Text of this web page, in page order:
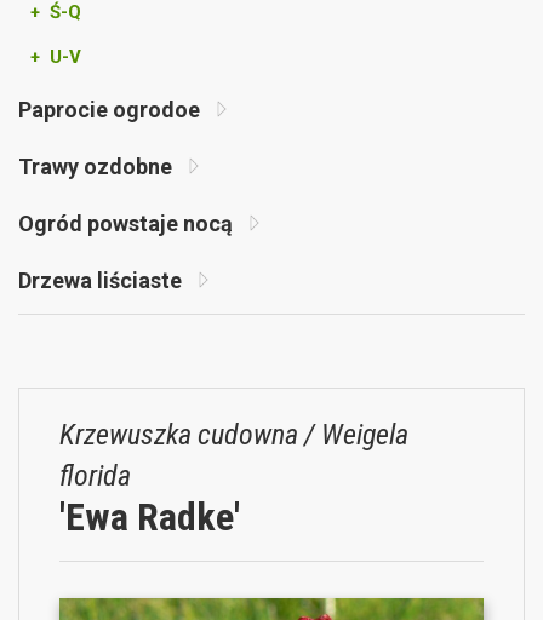
+ Ś-Q
+ U-V
Paprocie ogrodoe
Trawy ozdobne
Ogród powstaje nocą
Drzewa liściaste
Krzewuszka cudowna / Weigela
florida
'Ewa Radke'